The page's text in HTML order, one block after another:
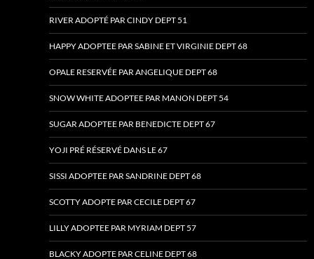
RIVER ADOPTÉ PAR CINDY DEPT 51
HAPPY ADOPTEE PAR SABINE ET VIRGINIE DEPT 68
OPALE RESERVÉE PAR ANGELIQUE DEPT 68
SNOW WHITE ADOPTEE PAR MANON DEPT 54
SUGAR ADOPTEE PAR BENEDICTE DEPT 67
YOJI PRÉ RÉSERVÉ DANS LE 67
SISSI ADOPTEE PAR SANDRINE DEPT 68
SCOTTY ADOPTE PAR CECILE DEPT 67
LILLY ADOPTEE PAR MYRIAM DEPT 57
BLACKY ADOPTE PAR CELINE DEPT 68